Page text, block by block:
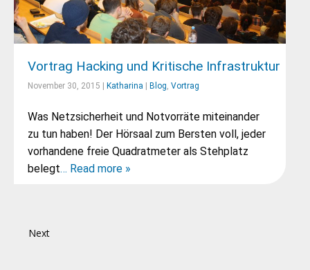
Vortrag Hacking und Kritische Infrastruktur
November 30, 2015 | Katharina Blog, Vortrag
Was Netzsicherheit und Notvorräte miteinander
zu tun haben! Der Hörsaal zum Bersten voll, jeder
vorhandene freie Quadratmeter als Stehplatz
belegt… Read more »
Next